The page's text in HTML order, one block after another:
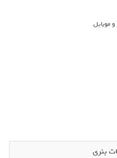
موبایل
بنری